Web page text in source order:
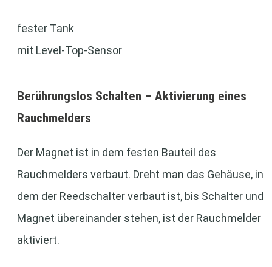
fester Tank
mit Level-Top-Sensor
Berührungslos Schalten – Aktivierung eines
Rauchmelders
Der Magnet ist in dem festen Bauteil des
Rauchmelders verbaut. Dreht man das Gehäuse, in
dem der Reedschalter verbaut ist, bis Schalter und
Magnet übereinander stehen, ist der Rauchmelder
aktiviert.